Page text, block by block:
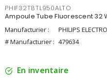
PHIF32T8TL950ALTO
Ampoule Tube Fluorescent 32
Manufacturier :
PHILIPS
# Manufacturier : 479634
En inventaire